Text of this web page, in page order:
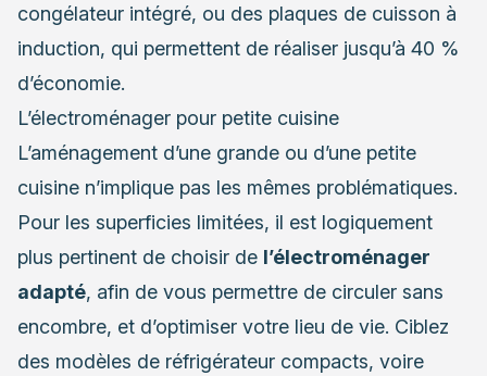
congélateur intégré, ou des plaques de cuisson à
induction, qui permettent de réaliser jusqu’à 40 %
d’économie.
L’électroménager pour petite cuisine
L’aménagement d’une grande ou d’une petite
cuisine n’implique pas les mêmes problématiques.
Pour les superficies limitées, il est logiquement
plus pertinent de choisir de l’électroménager
adapté, afin de vous permettre de circuler sans
encombre, et d’optimiser votre lieu de vie. Ciblez
des modèles de réfrigérateur compacts, voire